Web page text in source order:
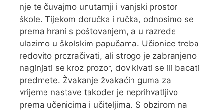
nje te čuvajmo unutarnji i vanjski prostor
škole. Tijekom doručka i ručka, odnosimo se
prema hrani s poštovanjem, a u razrede
ulazimo u školskim papučama. Učionice treba
redovito prozračivati, ali strogo je zabranjeno
naginjati se kroz prozor, dovikivati se ili bacati
predmete. Žvakanje žvakaćih guma za
vrijeme nastave također je neprihvatljivo
prema učenicima i učiteljima. S obzirom na